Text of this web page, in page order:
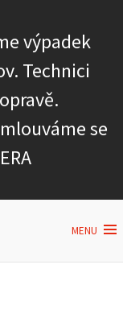
výpadek
Technici
se
MENU